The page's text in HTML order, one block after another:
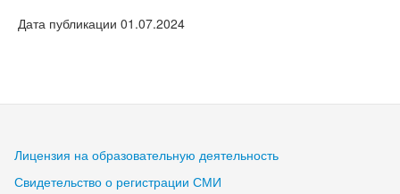
Дата публикации 01.07.2024
Лицензия на образовательную деятельность
Свидетельство о регистрации СМИ